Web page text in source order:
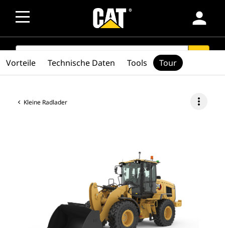
person
SEARCH
Kleine Radlader more_vert
Vorteile Technische Daten Tools Tour